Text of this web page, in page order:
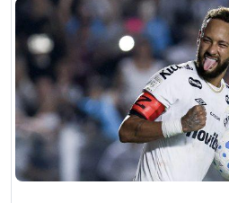
7:00 م
مباراة ودية
نوتنغهام فورست
8:00 م
مباراة ودية
برشلونة